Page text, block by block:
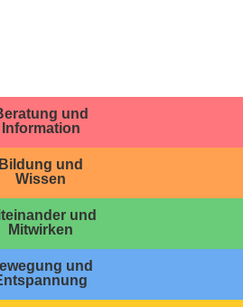
und
Information
Bildung und
Wissen
und
Mitwirken
und